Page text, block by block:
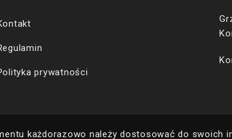
prywatności
każdorazowo należy dostosować do swoich